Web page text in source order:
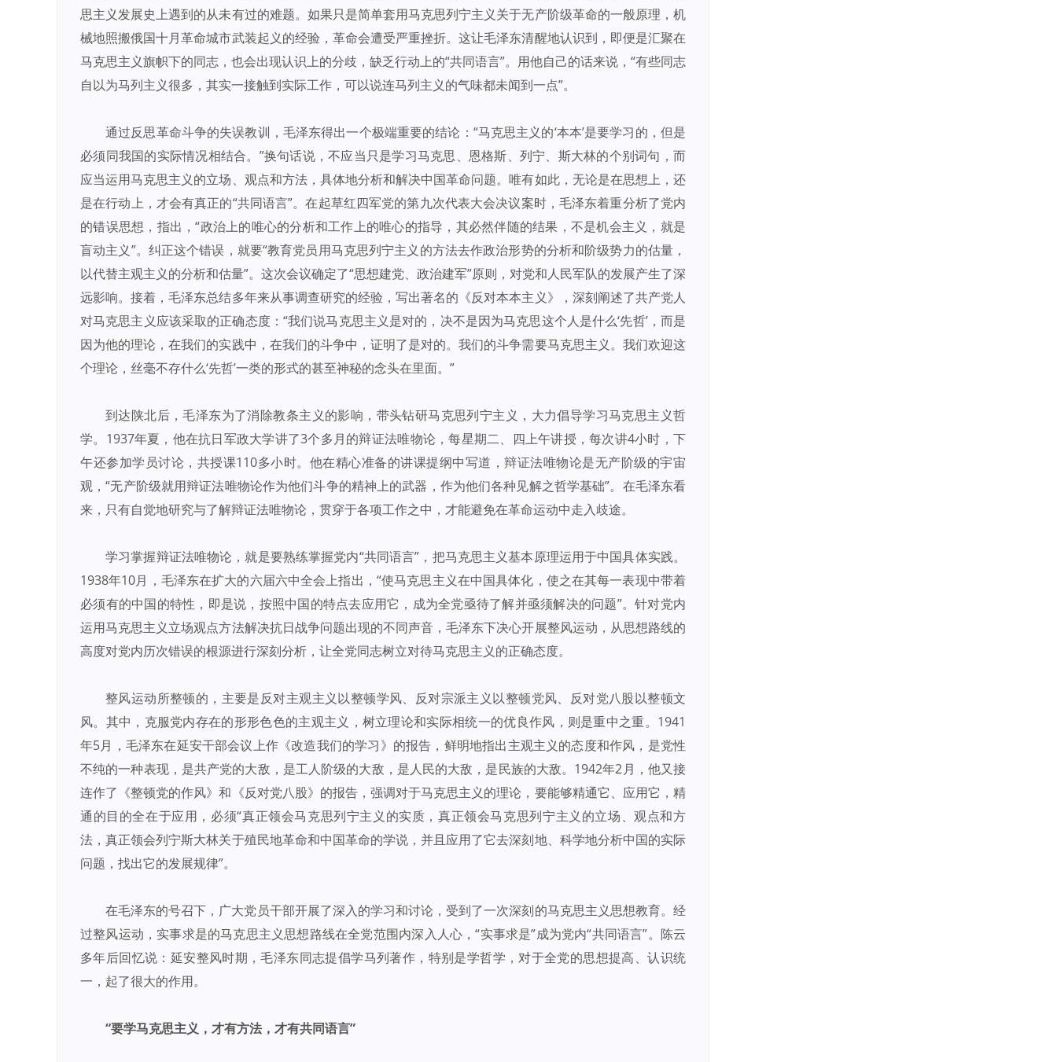
思主义发展史上遇到的从未有过的难题。如果只是简单套用马克思列宁主义关于无产阶级革命的一般原理，机
械地照搬俄国十月革命城市武装起义的经验，革命会遭受严重挫折。这让毛泽东清醒地认识到，即便是汇聚在
马克思主义旗帜下的同志，也会出现认识上的分歧，缺乏行动上的“共同语言”。用他自己的话来说，“有些同志
自以为马列主义很多，其实一接触到实际工作，可以说连马列主义的气味都未闻到一点”。
通过反思革命斗争的失误教训，毛泽东得出一个极端重要的结论：“马克思主义的‘本本’是要学习的，但是
必须同我国的实际情况相结合。”换句话说，不应当只是学习马克思、恩格斯、列宁、斯大林的个别词句，而
应当运用马克思主义的立场、观点和方法，具体地分析和解决中国革命问题。唯有如此，无论是在思想上，还
是在行动上，才会有真正的“共同语言”。在起草红四军党的第九次代表大会决议案时，毛泽东着重分析了党内
的错误思想，指出，“政治上的唯心的分析和工作上的唯心的指导，其必然伴随的结果，不是机会主义，就是
盲动主义”。纠正这个错误，就要“教育党员用马克思列宁主义的方法去作政治形势的分析和阶级势力的估量，
以代替主观主义的分析和估量”。这次会议确定了“思想建党、政治建军”原则，对党和人民军队的发展产生了深
远影响。接着，毛泽东总结多年来从事调查研究的经验，写出著名的《反对本本主义》，深刻阐述了共产党人
对马克思主义应该采取的正确态度：“我们说马克思主义是对的，决不是因为马克思这个人是什么‘先哲’，而是
因为他的理论，在我们的实践中，在我们的斗争中，证明了是对的。我们的斗争需要马克思主义。我们欢迎这
个理论，丝毫不存什么‘先哲’一类的形式的甚至神秘的念头在里面。”
到达陕北后，毛泽东为了消除教条主义的影响，带头钻研马克思列宁主义，大力倡导学习马克思主义哲
学。1937年夏，他在抗日军政大学讲了3个多月的辩证法唯物论，每星期二、四上午讲授，每次讲4小时，下
午还参加学员讨论，共授课110多小时。他在精心准备的讲课提纲中写道，辩证法唯物论是无产阶级的宇宙
观，“无产阶级就用辩证法唯物论作为他们斗争的精神上的武器，作为他们各种见解之哲学基础”。在毛泽东看
来，只有自觉地研究与了解辩证法唯物论，贯穿于各项工作之中，才能避免在革命运动中走入歧途。
学习掌握辩证法唯物论，就是要熟练掌握党内“共同语言”，把马克思主义基本原理运用于中国具体实践。
1938年10月，毛泽东在扩大的六届六中全会上指出，“使马克思主义在中国具体化，使之在其每一表现中带着
必须有的中国的特性，即是说，按照中国的特点去应用它，成为全党亟待了解并亟须解决的问题”。针对党内
运用马克思主义立场观点方法解决抗日战争问题出现的不同声音，毛泽东下决心开展整风运动，从思想路线的
高度对党内历次错误的根源进行深刻分析，让全党同志树立对待马克思主义的正确态度。
整风运动所整顿的，主要是反对主观主义以整顿学风、反对宗派主义以整顿党风、反对党八股以整顿文
风。其中，克服党内存在的形形色色的主观主义，树立理论和实际相统一的优良作风，则是重中之重。1941
年5月，毛泽东在延安干部会议上作《改造我们的学习》的报告，鲜明地指出主观主义的态度和作风，是党性
不纯的一种表现，是共产党的大敌，是工人阶级的大敌，是人民的大敌，是民族的大敌。1942年2月，他又接
连作了《整顿党的作风》和《反对党八股》的报告，强调对于马克思主义的理论，要能够精通它、应用它，精
通的目的全在于应用，必须“真正领会马克思列宁主义的实质，真正领会马克思列宁主义的立场、观点和方
法，真正领会列宁斯大林关于殖民地革命和中国革命的学说，并且应用了它去深刻地、科学地分析中国的实际
问题，找出它的发展规律”。
在毛泽东的号召下，广大党员干部开展了深入的学习和讨论，受到了一次深刻的马克思主义思想教育。经
过整风运动，实事求是的马克思主义思想路线在全党范围内深入人心，“实事求是”成为党内“共同语言”。陈云
多年后回忆说：延安整风时期，毛泽东同志提倡学马列著作，特别是学哲学，对于全党的思想提高、认识统
一，起了很大的作用。
“要学马克思主义，才有方法，才有共同语言”